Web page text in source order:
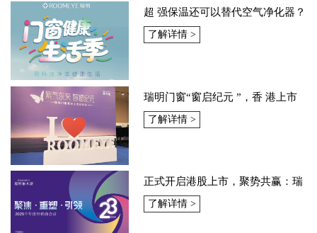
超 强保温还可以替代空气净化器？
瑞明新品，6净5G窗来啦~
了解详情 >
瑞明门窗“窗启纪元 ”，香 港上市
启动会：智造未来共绘资本蓝图
了解详情 >
正式开启港股上市，聚势共赢：瑞
明门窗2025半年度经销商会议
了解详情 >